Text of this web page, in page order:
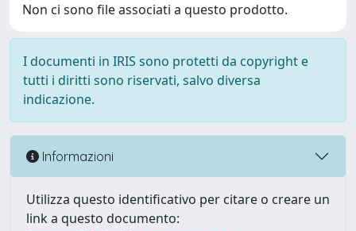
Non ci sono file associati a questo prodotto.
I documenti in IRIS sono protetti da copyright e
tutti i diritti sono riservati, salvo diversa
indicazione.
Informazioni
Utilizza questo identificativo per citare o creare un
link a questo documento: